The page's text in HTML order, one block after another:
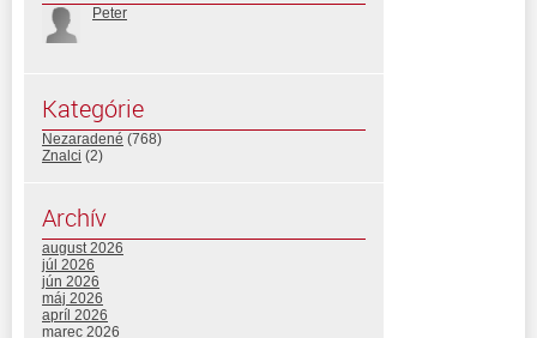
Peter
Kategórie
Nezaradené (768)
Znalci (2)
Archív
august 2026
júl 2026
jún 2026
máj 2026
apríl 2026
marec 2026